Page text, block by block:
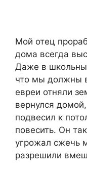
Мой отец
дома всегда
Даже в
что мы должны
евреи отняли
вернулся
подвесил к
повесить. Он
угрожал сжечь
разрешили